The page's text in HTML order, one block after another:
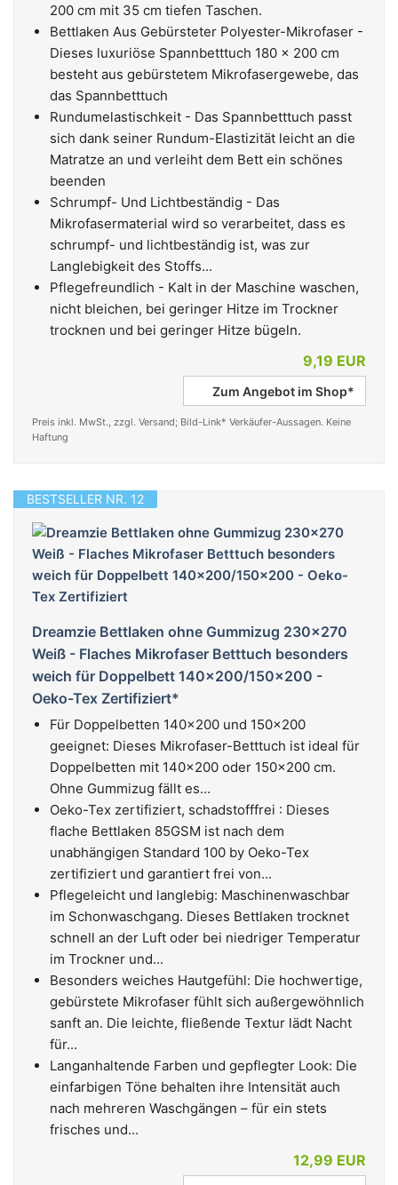
200 cm mit 35 cm tiefen Taschen.
Bettlaken Aus Gebürsteter Polyester-Mikrofaser -
Dieses luxuriöse Spannbetttuch 180 x 200 cm
besteht aus gebürstetem Mikrofasergewebe, das
das Spannbetttuch
Rundumelastischkeit - Das Spannbetttuch passt
sich dank seiner Rundum-Elastizität leicht an die
Matratze an und verleiht dem Bett ein schönes
beenden
Schrumpf- Und Lichtbeständig - Das
Mikrofasermaterial wird so verarbeitet, dass es
schrumpf- und lichtbeständig ist, was zur
Langlebigkeit des Stoffs...
Pflegefreundlich - Kalt in der Maschine waschen,
nicht bleichen, bei geringer Hitze im Trockner
trocknen und bei geringer Hitze bügeln.
9,19 EUR
Zum Angebot im Shop*
Preis inkl. MwSt., zzgl. Versand; Bild-Link* Verkäufer-Aussagen. Keine
Haftung
BESTSELLER NR. 12
Dreamzie Bettlaken ohne Gummizug 230x270
Weiß - Flaches Mikrofaser Betttuch besonders
weich für Doppelbett 140x200/150x200 -
Oeko-Tex Zertifiziert*
Für Doppelbetten 140x200 und 150x200
geeignet: Dieses Mikrofaser-Betttuch ist ideal für
Doppelbetten mit 140x200 oder 150x200 cm.
Ohne Gummizug fällt es...
Oeko-Tex zertifiziert, schadstofffrei : Dieses
flache Bettlaken 85GSM ist nach dem
unabhängigen Standard 100 by Oeko-Tex
zertifiziert und garantiert frei von...
Pflegeleicht und langlebig: Maschinenwaschbar
im Schonwaschgang. Dieses Bettlaken trocknet
schnell an der Luft oder bei niedriger Temperatur
im Trockner und...
Besonders weiches Hautgefühl: Die hochwertige,
gebürstete Mikrofaser fühlt sich außergewöhnlich
sanft an. Die leichte, fließende Textur lädt Nacht
für...
Langanhaltende Farben und gepflegter Look: Die
einfarbigen Töne behalten ihre Intensität auch
nach mehreren Waschgängen – für ein stets
frisches und...
12,99 EUR